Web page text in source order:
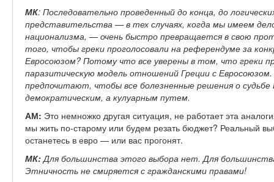
МК: Последовательно проведенный до конца, до
представительства — в тех случаях, когда мы имеем
национализма, — очень быстро превращается в свою
того, чтобы греки проголосовали на референдуме за
Евросоюзом? Потому что все уверены в том, что греки
паразитическую модель отношений Греции с
предпочитают, чтобы все болезненные решения о судьбе
демократическим, а кулуарным путем.
АМ: Это немножко другая ситуация, не работает эта
мы жить по-старому или будем резать бюджет? Реальный
останетесь в евро — или вас прогонят.
МК:Для большинства этого выбора нет. Для
Этничность не смиряется с гражданскими правами!